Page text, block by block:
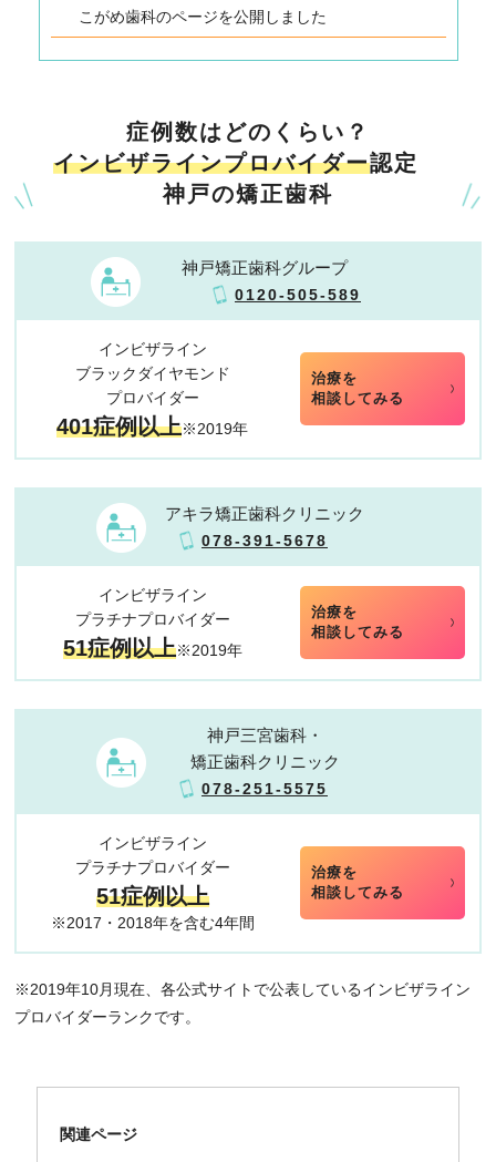
こがめ歯科のページを公開しました
症例数はどのくらい？
インビザラインプロバイダー認定
神戸の矯正歯科
神戸矯正歯科グループ
0120-505-589
インビザライン
ブラックダイヤモンド
プロバイダー
401症例以上※2019年
治療を
相談してみる
アキラ矯正歯科クリニック
078-391-5678
インビザライン
プラチナプロバイダー
51症例以上※2019年
治療を
相談してみる
神戸三宮歯科・
矯正歯科クリニック
078-251-5575
インビザライン
プラチナプロバイダー
51症例以上
※2017・2018年を含む4年間
治療を
相談してみる
※2019年10月現在、各公式サイトで公表しているインビザライン
プロバイダーランクです。
関連ページ